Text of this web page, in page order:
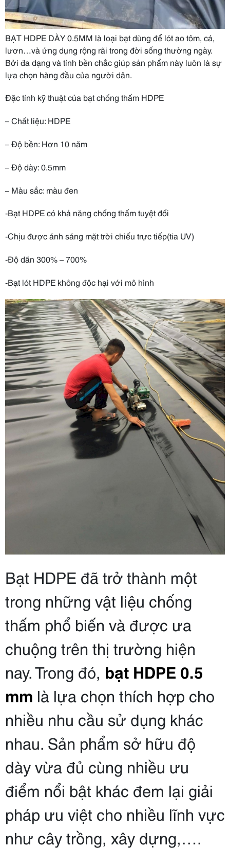
BẠT HDPE DÀY 0.5MM là loại bạt dùng để lót ao tôm, cá,
lươn…và ứng dụng rộng rãi trong đời sống thường ngày.
Bởi đa dạng và tính bền chắc giúp sản phẩm này luôn là sự
lựa chọn hàng đầu của người dân.
Đặc tính kỹ thuật của bạt chống thấm HDPE
– Chất liệu: HDPE
– Độ bền: Hơn 10 năm
– Độ dày: 0.5mm
– Màu sắc: màu đen
-Bạt HDPE có khả năng chống thấm tuyệt đối
-Chịu được ánh sáng mặt trời chiếu trực tiếp(tia UV)
-Độ dãn 300% – 700%
-Bạt lót HDPE không độc hại với mô hình
Bạt HDPE đã trở thành một
trong những vật liệu chống
thấm phổ biến và được ưa
chuộng trên thị trường hiện
nay. Trong đó, bạt HDPE 0.5
mm là lựa chọn thích hợp cho
nhiều nhu cầu sử dụng khác
nhau. Sản phẩm sở hữu độ
dày vừa đủ cùng nhiều ưu
điểm nổi bật khác đem lại giải
pháp ưu việt cho nhiều lĩnh vực
như cây trồng, xây dựng,….